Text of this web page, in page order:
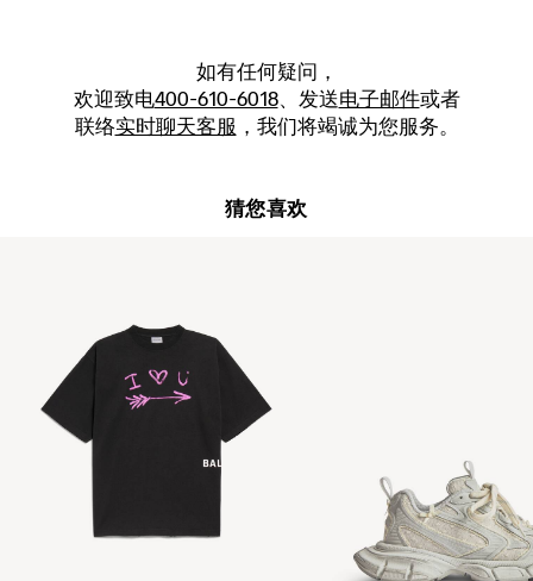
如有任何疑问，
欢迎致电400-610-6018、发送电子邮件或者
联络实时聊天客服 ，我们将竭诚为您服务。
猜您喜欢